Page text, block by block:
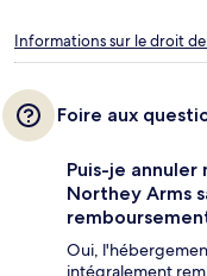
Informations sur le droit
Foire aux
Puis-je
Northey Arms
Oui,
intégralement